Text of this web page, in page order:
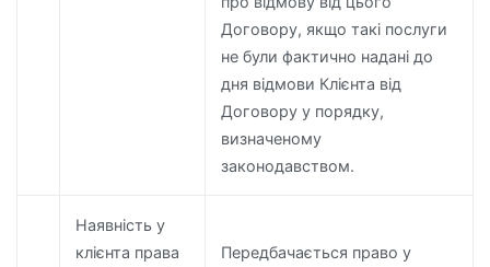
Договору, якщо такі послуги
не були фактично надані до
дня відмови Клієнта від
Договору у порядку,
визначеному
законодавством.
Наявність у
клієнта права
Передбачається право у